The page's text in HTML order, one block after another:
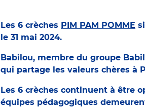
Les 6 crèches PIM PAM POMME
le 31 mai 2024.
Babilou, membre du groupe
qui partage les valeurs chères à
Les 6 crèches continuent à être
équipes pédagogiques